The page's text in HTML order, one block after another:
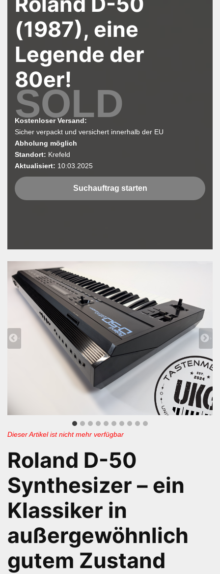
o
(1987), eine
Legende der
80er!
SOLD
Kostenloser Versand:
Sicher verpackt und versichert innerhalb der EU
Abholung möglich
Standort: Krefeld
Aktualisiert: 10:03.2025
Suchauftrag starten
Dieser Artikel ist nicht mehr verfügbar
Roland D-50
Synthesizer – ein
Klassiker in
außergewöhnlich
gutem Zustand